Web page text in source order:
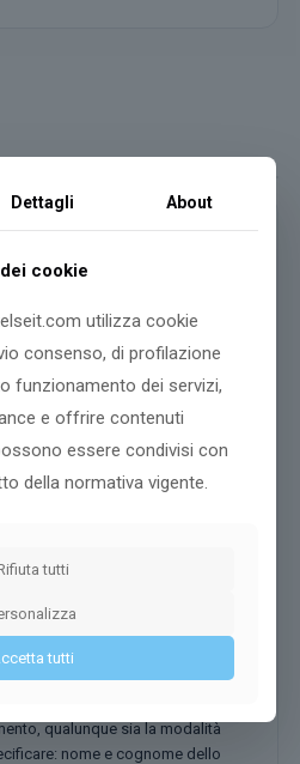
contributi potrà essere corrisposto
DI MARIANO COMENSE
E-CAMPUS
qualunque sia la modalità
nome e cognome dello
Dettagli About
cookie
utilizza cookie
consenso, di profilazione
funzionamento dei servizi,
e offrire contenuti
essere condivisi con
della normativa vigente.
tutti
tutti